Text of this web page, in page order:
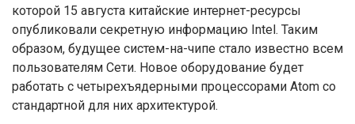
которой 15 августа китайские интернет-ресурсы
опубликовали секретную информацию Intel. Таким
образом, будущее систем-на-чипе стало известно всем
пользователям Сети. Новое оборудование будет
работать с четырехъядерными процессорами Atom со
стандартной для них архитектурой.